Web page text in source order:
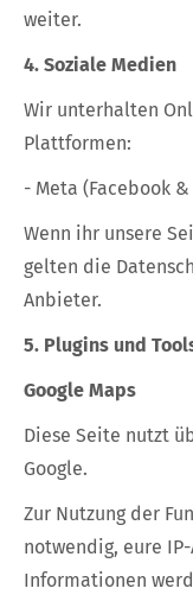
weiter.
4. Soziale Medien
Wir unterhalten
Plattformen:
- Meta (Facebook
Wenn ihr unsere
gelten die
Anbieter.
5. Plugins und
Google Maps
Diese Seite nutzt
Google.
Zur Nutzung der
notwendig, eure
Informationen